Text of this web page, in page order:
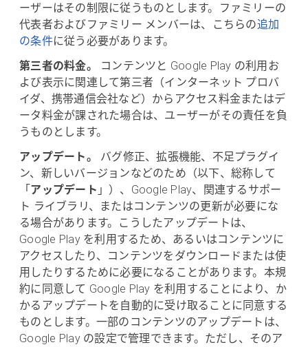
ーザーはその制限に従うものとします。ファミリーの
代表者およびファミリー メンバーは、こちらの追加
の条件に従う必要があります。
第三者の料金。
コンテンツと Google Play の利用お
よび表示に関連して第三者（インターネット プロバ
イダ、携帯通信会社など）からアクセス料金またはデ
ータ料金が課された場合は、ユーザーがその責任を負
うものとします。
アップデート。
バグ修正、拡張機能、不足プラグイ
ン、新しいバージョンなどのため（以下、総称して
「 アップデート 」）、Google Play、関連するサポー
ト ライブラリ、またはコンテンツの更新が必要にな
る場合があります。こうしたアップデートは、
Google Play を利用するため、あるいはコンテンツに
アクセスしたり、コンテンツをダウンロードまたは使
用したりするために必要になることがあります。本規
約に同意して Google Play を利用することにより、か
かるアップデートを自動的に受け取ることに同意する
ものとします。一部のコンテンツのアップデートは、
Google Play の設定で管理できます。ただし、そのア